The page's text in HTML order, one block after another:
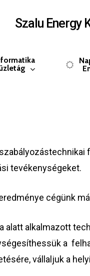
Szalu Energy
tevékenységeket.
cégünk
alkalmazott
a
vállaljuk a